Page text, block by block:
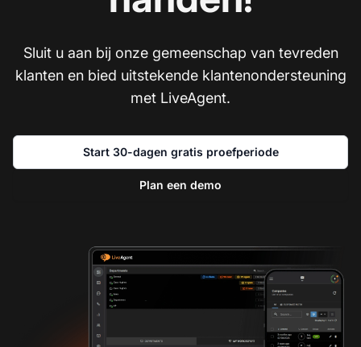
Sluit u aan bij onze gemeenschap van tevreden
klanten en bied uitstekende klantenondersteuning
met LiveAgent.
Start 30-dagen gratis proefperiode
Plan een demo